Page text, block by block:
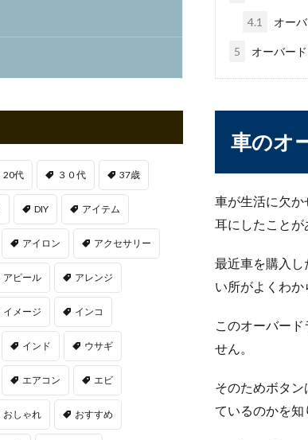
4.1 オー
5 オーバー
車のオ
車が生活に欠
耳にしたことが
最近車を購入
い所がよくわか
このオーバー
せん。
そのためボタ
ているのかを知
20代 ３０代 37歳
DIY アイテム
アイロン アクセサリー
アピール アレンジ
イメージ インコ
インド ウサギ
エアコン エビ
おしゃれ おすすめ